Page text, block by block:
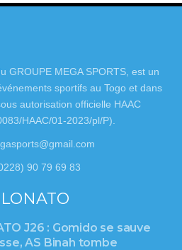
GROUPE MEGA SPORTS, est un
sportifs au Togo et dans
autorisation officielle HAAC
HAAC/01-2023/pl/P).
90 79 69 83
LONATO
J26 : Gomido se sauve
AS Binah tombe